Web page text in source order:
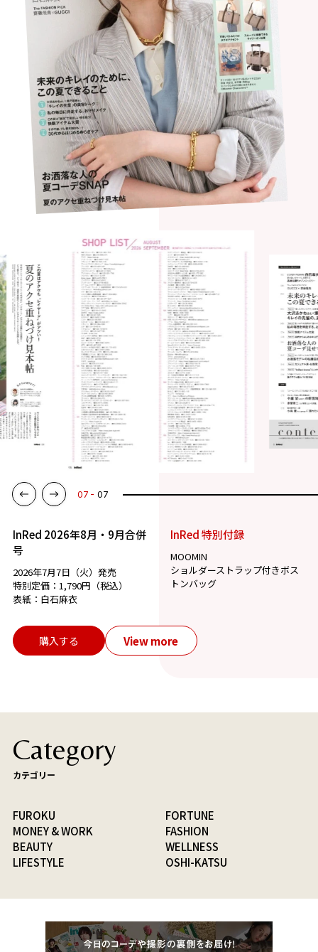
01 07
InRed 2026年8月・9月合併
号
2026年7月7日（火）発売
特別定価：1,790円（税込）
表紙：白石麻衣
InRed 特別付録
MOOMIN
ショルダーストラップ付きボス
トンバッグ
購入する View more
Category
カテゴリー
FUROKU
FORTUNE
MONEY & WORK
FASHION
BEAUTY
WELLNESS
LIFESTYLE
OSHI-KATSU